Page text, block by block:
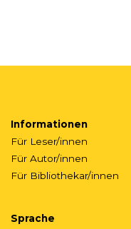
Informationen
Für Leser/innen
Für Autor/innen
Für Bibliothekar/innen
Sprache